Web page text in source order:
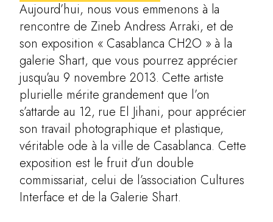
Aujourd’hui, nous vous emmenons à la
rencontre de Zineb Andress Arraki, et de
son exposition « Casablanca CH2O » à la
galerie Shart, que vous pourrez apprécier
jusqu’au 9 novembre 2013. Cette artiste
plurielle mérite grandement que l’on
s’attarde au 12, rue El Jihani, pour apprécier
son travail photographique et plastique,
véritable ode à la ville de Casablanca. Cette
exposition est le fruit d’un double
commissariat, celui de l’association Cultures
Interface et de la Galerie Shart.